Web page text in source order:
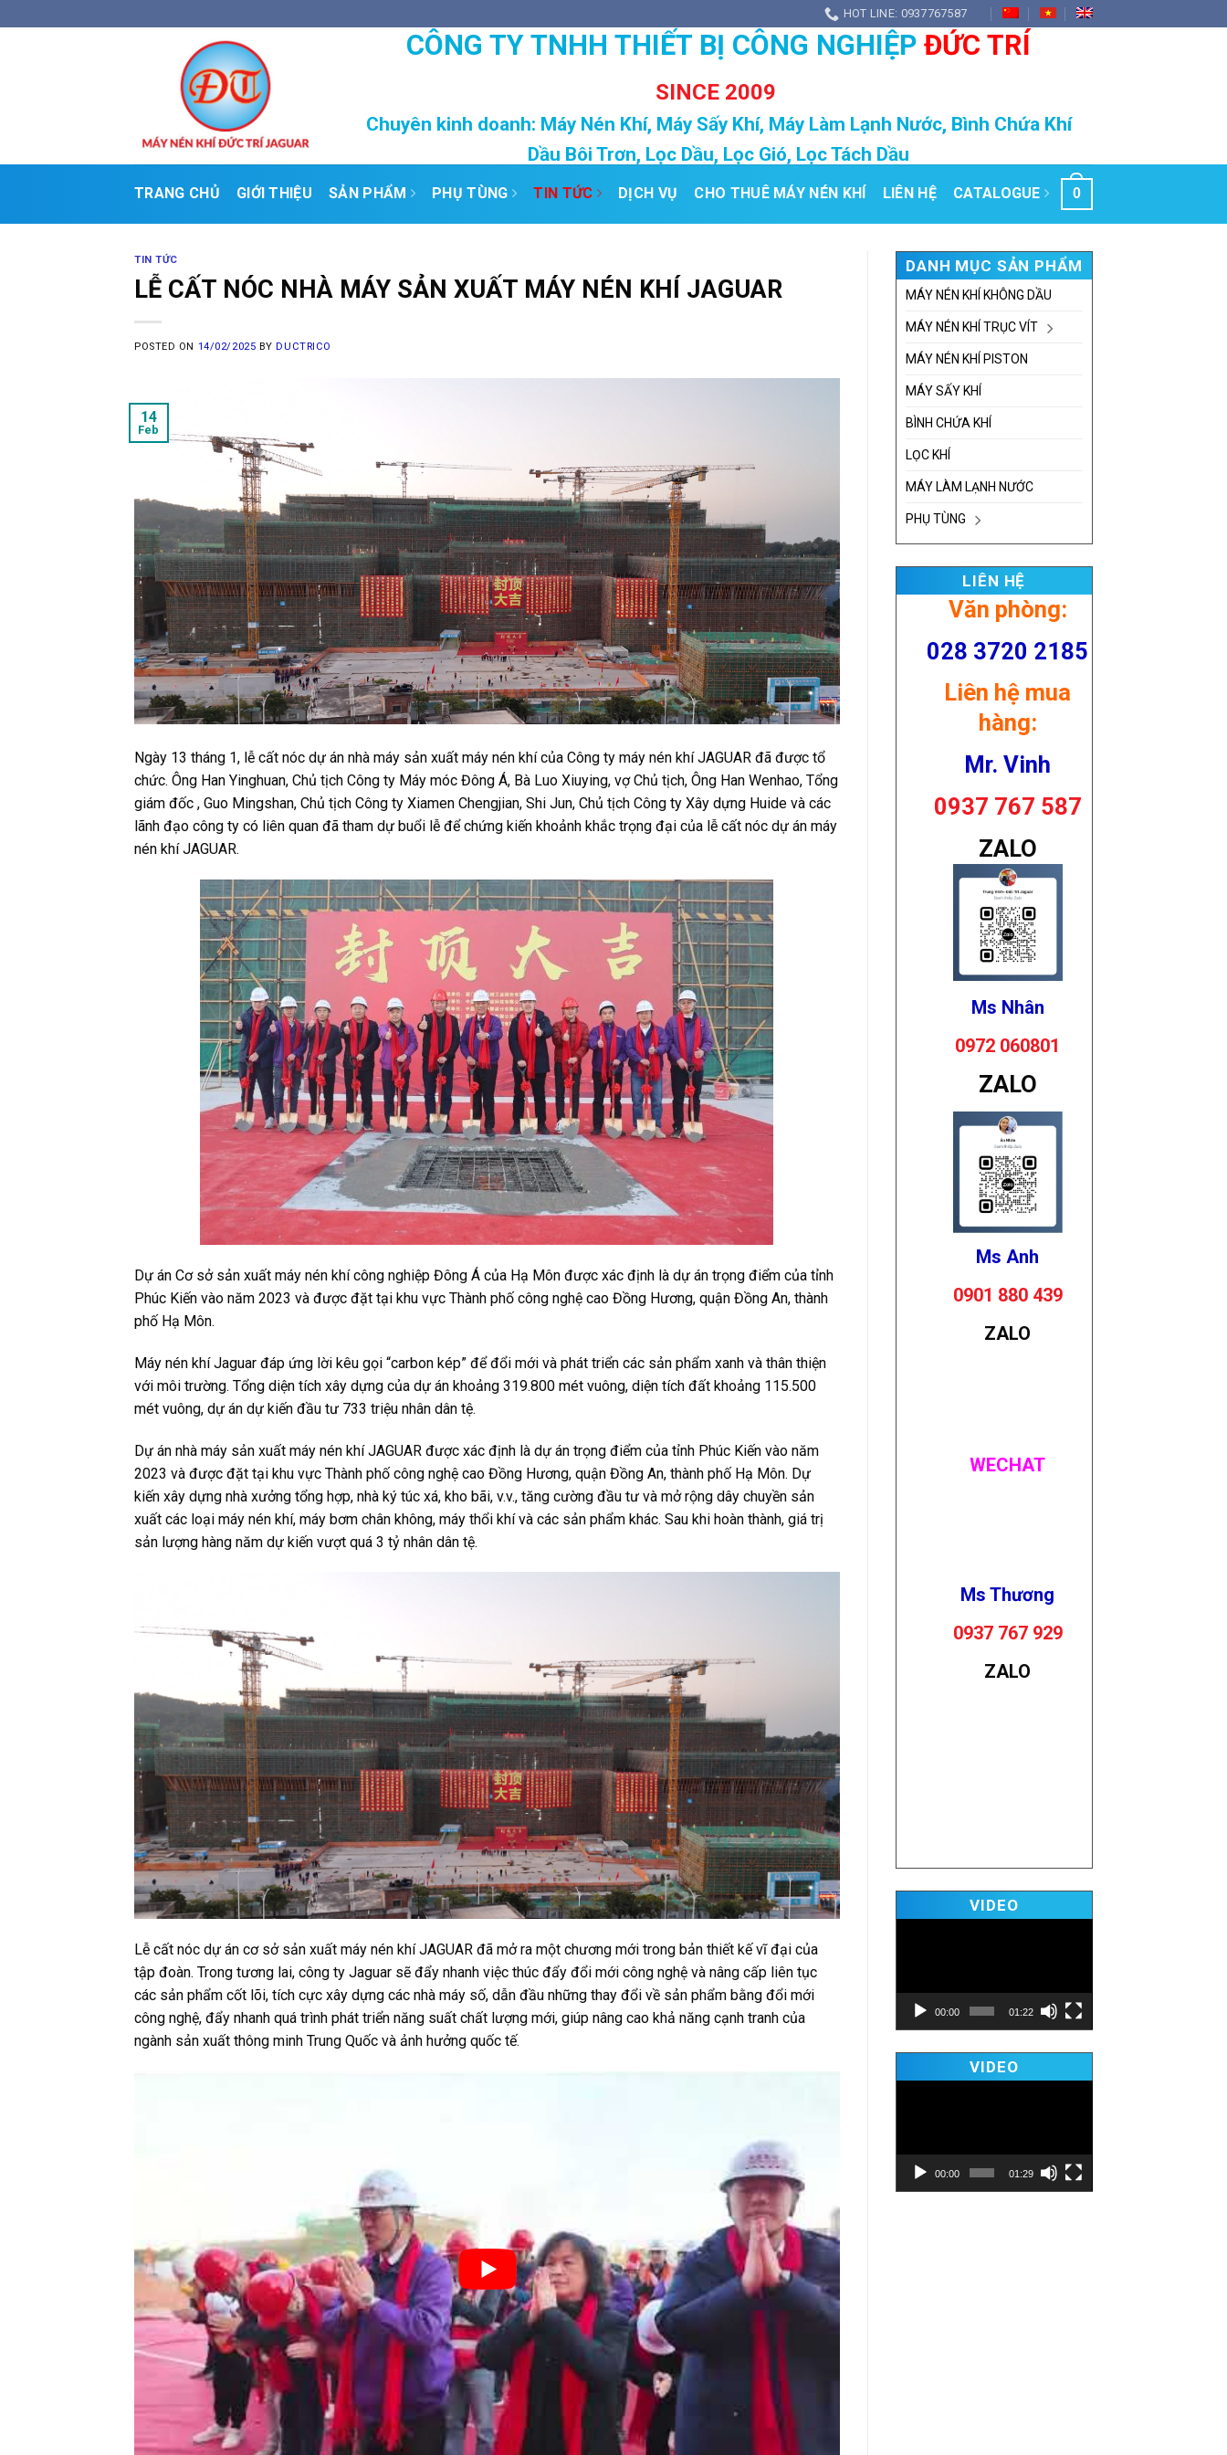
to
HOT LINE: 0937767587
CÔNG TY TNHH THIẾT BỊ CÔNG NGHIỆP ĐỨC TRÍ
SINCE 2009
Chuyên kinh doanh: Máy Nén Khí, Máy Sấy Khí, Máy Làm Lạnh Nước, Bình Chứa Khí
Dầu Bôi Trơn, Lọc Dầu, Lọc Gió, Lọc Tách Dầu
TRANG CHỦ GIỚI THIỆU SẢN PHẨM PHỤ TÙNG TIN TỨC DỊCH VỤ CHO THUÊ MÁY NÉN KHÍ LIÊN HỆ CATALOGUE 0
TIN TỨC
LỄ CẤT NÓC NHÀ MÁY SẢN XUẤT MÁY NÉN KHÍ JAGUAR
POSTED ON 14/02/2025 BY DUCTRICO
14
Feb
Ngày 13 tháng 1, lễ cất nóc dự án nhà máy sản xuất máy nén khí của Công ty máy nén khí JAGUAR đã được tổ
chức. Ông Han Yinghuan, Chủ tịch Công ty Máy móc Đông Á, Bà Luo Xiuying, vợ Chủ tịch, Ông Han Wenhao, Tổng
giám đốc , Guo Mingshan, Chủ tịch Công ty Xiamen Chengjian, Shi Jun, Chủ tịch Công ty Xây dựng Huide và các
lãnh đạo công ty có liên quan đã tham dự buổi lễ để chứng kiến ​​khoảnh khắc trọng đại của lễ cất nóc dự án máy
nén khí JAGUAR.
Dự án Cơ sở sản xuất máy nén khí công nghiệp Đông Á của Hạ Môn được xác định là dự án trọng điểm của tỉnh
Phúc Kiến vào năm 2023 và được đặt tại khu vực Thành phố công nghệ cao Đồng Hương, quận Đồng An, thành
phố Hạ Môn.
Máy nén khí Jaguar đáp ứng lời kêu gọi “carbon kép” để đổi mới và phát triển các sản phẩm xanh và thân thiện
với môi trường. Tổng diện tích xây dựng của dự án khoảng 319.800 mét vuông, diện tích đất khoảng 115.500
mét vuông, dự án dự kiến ​​đầu tư 733 triệu nhân dân tệ.
Dự án nhà máy sản xuất máy nén khí JAGUAR được xác định là dự án trọng điểm của tỉnh Phúc Kiến vào năm
2023 và được đặt tại khu vực Thành phố công nghệ cao Đồng Hương, quận Đồng An, thành phố Hạ Môn. Dự
kiến ​​xây dựng nhà xưởng tổng hợp, nhà ký túc xá, kho bãi, v.v., tăng cường đầu tư và mở rộng dây chuyền sản
xuất các loại máy nén khí, máy bơm chân không, máy thổi khí và các sản phẩm khác. Sau khi hoàn thành, giá trị
sản lượng hàng năm dự kiến ​​vượt quá 3 tỷ nhân dân tệ.
Lễ cất nóc dự án cơ sở sản xuất máy nén khí JAGUAR đã mở ra một chương mới trong bản thiết kế vĩ đại của
tập đoàn. Trong tương lai, công ty Jaguar sẽ đẩy nhanh việc thúc đẩy đổi mới công nghệ và nâng cấp liên tục
các sản phẩm cốt lõi, tích cực xây dựng các nhà máy số, dẫn đầu những thay đổi về sản phẩm bằng đổi mới
công nghệ, đẩy nhanh quá trình phát triển năng suất chất lượng mới, giúp nâng cao khả năng cạnh tranh của
ngành sản xuất thông minh Trung Quốc và ảnh hưởng quốc tế.
DANH MỤC SẢN PHẨM
MÁY NÉN KHÍ KHÔNG DẦU
MÁY NÉN KHÍ TRỤC VÍT
MÁY NÉN KHÍ PISTON
MÁY SẤY KHÍ
BÌNH CHỨA KHÍ
LỌC KHÍ
MÁY LÀM LẠNH NƯỚC
PHỤ TÙNG
LIÊN HỆ
Văn phòng:
028 3720 2185
Liên hệ mua
hàng:
Mr. Vinh
0937 767 587
ZALO
Ms Nhân
0972 060801
ZALO
Ms Anh
0901 880 439
ZALO
WECHAT
Ms Thương
0937 767 929
ZALO
VIDEO
Player
00:00 01:22
VIDEO
Player
00:00 01:29